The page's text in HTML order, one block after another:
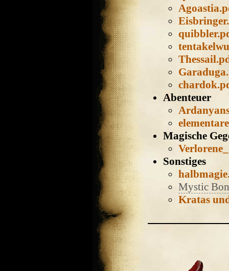
Abenteuer
Magische
Sonstiges
Mystic
Kratas